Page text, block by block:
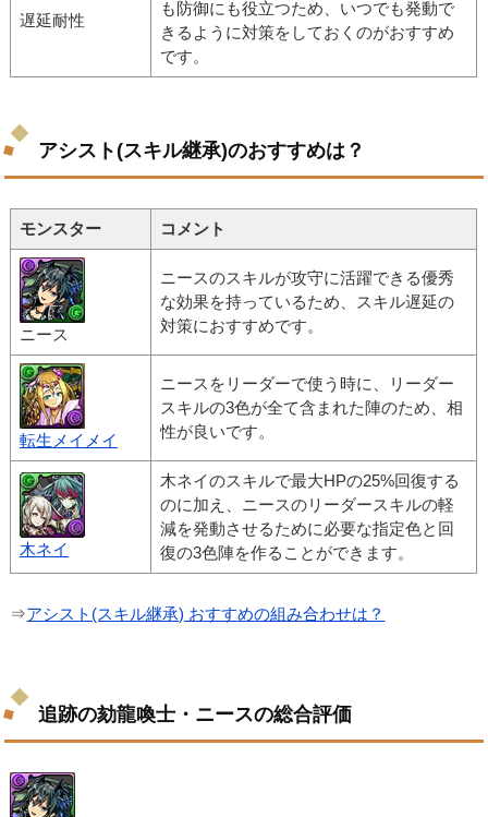
遅延耐性
も防御にも役立つため、いつでも発動で
きるように対策をしておくのがおすすめ
です。
アシスト(スキル継承)のおすすめは？
モンスター コメント
ニース
ニースのスキルが攻守に活躍できる優秀
な効果を持っているため、スキル遅延の
対策におすすめです。
転生メイメイ
ニースをリーダーで使う時に、リーダー
スキルの3色が全て含まれた陣のため、相
性が良いです。
木ネイ
木ネイのスキルで最大HPの25%回復する
のに加え、ニースのリーダースキルの軽
減を発動させるために必要な指定色と回
復の3色陣を作ることができます。
⇒アシスト(スキル継承) おすすめの組み合わせは？
追跡の劾龍喚士・ニースの総合評価